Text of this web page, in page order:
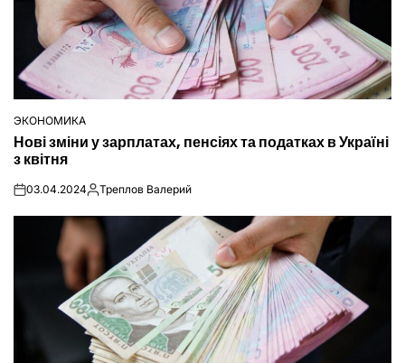
ОПУБЛІКУВАТИ
У
ЭКОНОМИКА
Нові зміни у зарплатах, пенсіях та податках в Україні
з квітня
on03.04.2024Опубліковано
Треплов Валерий